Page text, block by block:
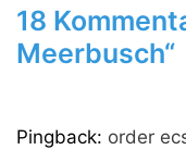
18
Meerbusch“
Pingback: order